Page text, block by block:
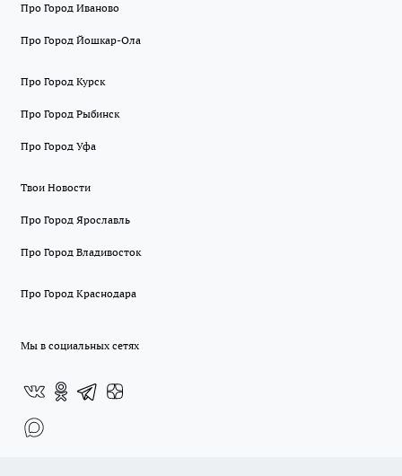
Про Город Иваново
Про Город Йошкар-Ола
Про Город Курск
Про Город Рыбинск
Про Город Уфа
Твои Новости
Про Город Ярославль
Про Город Владивосток
Про Город Краснодара
Мы в социальных сетях